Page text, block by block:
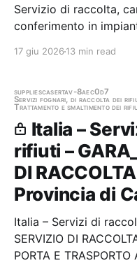
Servizio di raccolta,
conferimento in
Sedi e gli impianti
17 giu 2026 13 min read
suppliescasertav-8aec0d7
Servizi fognari, di raccolta dei
Trattamento e smaltimento dei
Italia –
rifiuti –
DI
Provincia di
Italia – Servizi di
SERVIZIO DI
PORTA E TRASPORTO